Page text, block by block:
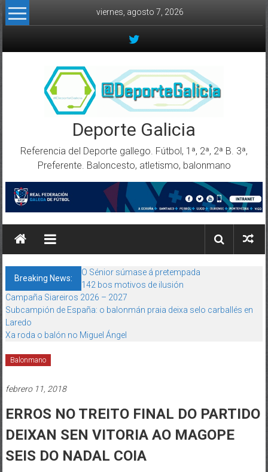
Skip to content
viernes, agosto 7, 2026
Deporte Galicia
Referencia del Deporte gallego. Fútbol, 1ª, 2ª, 2ª B. 3ª,
Preferente. Baloncesto, atletismo, balonmano
Breaking News:
O Sénior súmase á pretempada
142 bos motivos de ilusión
Campaña Siareiros 2026 – 2027
Subcampión de España: o balonmán praia deixa selo carballés en
Laredo
Xa roda o balón no Miguel Ángel
Balonmano
febrero 11, 2018
ERROS NO TREITO FINAL DO PARTIDO
DEIXAN SEN VITORIA AO MAGOPE
SEIS DO NADAL COIA